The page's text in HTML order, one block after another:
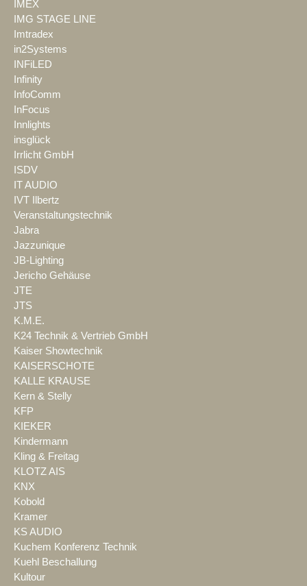
IMEX
IMG STAGE LINE
Imtradex
in2Systems
INFiLED
Infinity
InfoComm
InFocus
Innlights
insglück
Irrlicht GmbH
ISDV
IT AUDIO
IVT Ilbertz
Veranstaltungstechnik
Jabra
Jazzunique
JB-Lighting
Jericho Gehäuse
JTE
JTS
K.M.E.
K24 Technik & Vertrieb GmbH
Kaiser Showtechnik
KAISERSCHOTE
KALLE KRAUSE
Kern & Stelly
KFP
KIEKER
Kindermann
Kling & Freitag
KLOTZ AIS
KNX
Kobold
Kramer
KS AUDIO
Kuchem Konferenz Technik
Kuehl Beschallung
Kultour